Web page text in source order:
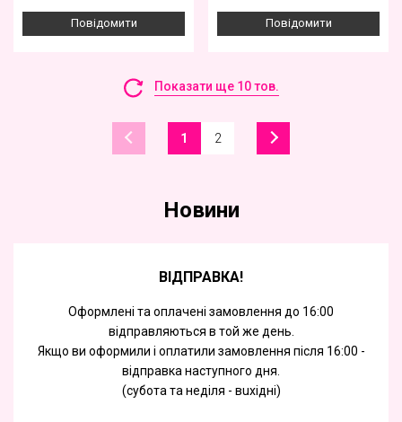
Повідомити Повідомити
Показати ще 10 тов.
1 2
Новини
ВІДПРАВКА!
Оформлені та оплачені замовлення до 16:00
відправляються в той же день.
Якщо ви оформили і оплатили замовлення після 16:00 -
відправка наступного дня.
(субота та недiля - вuхiднi)